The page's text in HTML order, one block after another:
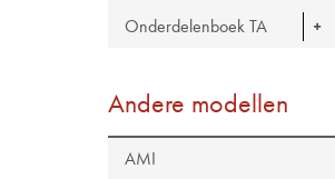
Onderdelenboek TA
Andere modellen
AMI